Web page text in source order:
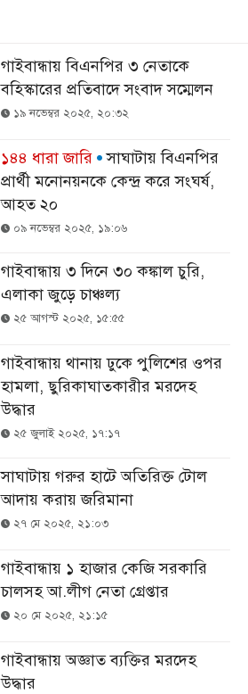
গাইবান্ধায় বিএনপির ৩ নেতাকে
বহিস্কারের প্রতিবাদে সংবাদ সম্মেলন
১৯ নভেম্বর ২০২৫, ২০:৩২
১৪৪ ধারা জারি
সাঘাটায় বিএনপির
প্রার্থী মনোনয়নকে কেন্দ্র করে সংঘর্ষ,
আহত ২০
০৯ নভেম্বর ২০২৫, ১৯:০৬
গাইবান্ধায় ৩ দিনে ৩০ কঙ্কাল চুরি,
এলাকা জুড়ে চাঞ্চল্য
২৫ আগস্ট ২০২৫, ১৫:৫৫
গাইবান্ধায় থানায় ঢুকে পুলিশের ওপর
হামলা, ছুরিকাঘাতকারীর মরদেহ
উদ্ধার
২৫ জুলাই ২০২৫, ১৭:১৭
সাঘাটায় গরুর হাটে অতিরিক্ত টোল
আদায় করায় জরিমানা
২৭ মে ২০২৫, ২১:০৩
গাইবান্ধায় ১ হাজার কেজি সরকারি
চালসহ আ.লীগ নেতা গ্রেপ্তার
২০ মে ২০২৫, ২১:১৫
গাইবান্ধায় অজ্ঞাত ব্যক্তির মরদেহ
উদ্ধার